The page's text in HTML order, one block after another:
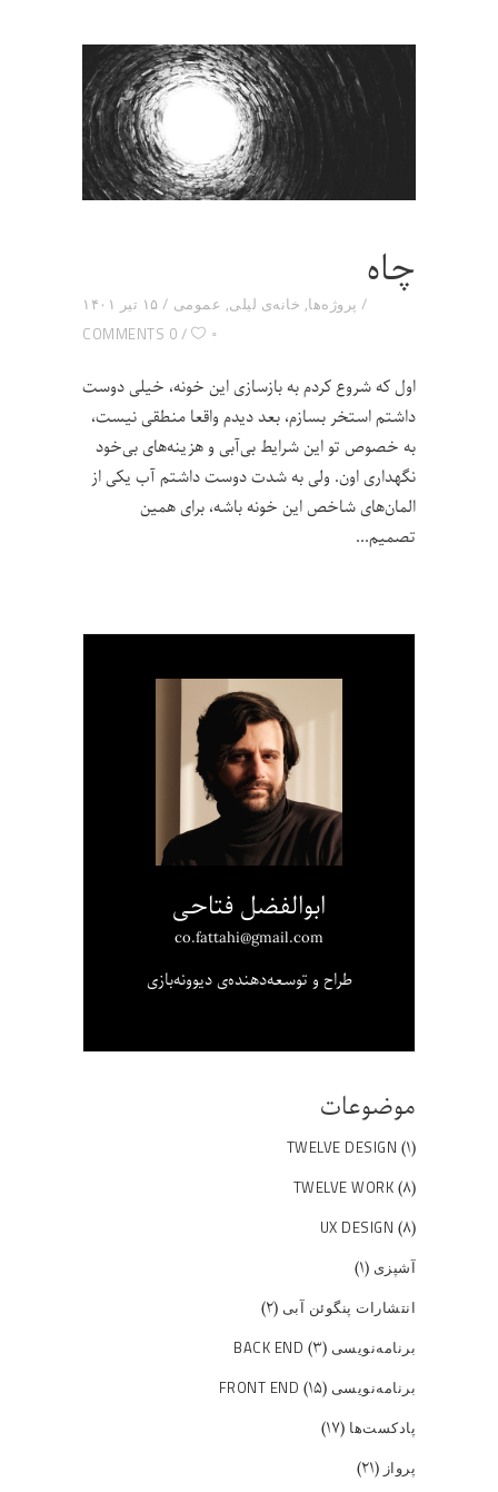
چاه
۱۵ تیر ۱۴۰۱ پروژه‌ها, خانه‌ی لیلی, عمومی
0 COMMENTS
۰
اول که شروع کردم به بازسازی این خونه، خیلی دوست
داشتم استخر بسازم، بعد دیدم واقعا منطقی نیست،
به خصوص تو این شرایط بی‌آبی و هزینه‌های بی‌خود
نگهداری اون. ولی به شدت دوست داشتم آب یکی از
المان‌های شاخص این خونه باشه، برای همین
تصمیم
ابوالفضل فتاحی
co.fattahi@gmail.com
طراح و توسعه‌دهنده‌ی دیوونه‌بازی
موضوعات
TWELVE DESIGN (۱)
TWELVE WORK (۸)
UX DESIGN (۸)
آشپزی (۱)
انتشارات پنگوئن آبی (۲)
برنامه‌نویسی BACK END (۳)
برنامه‌نویسی FRONT END (۱۵)
پادکست‌ها (۱۷)
پرواز (۲۱)